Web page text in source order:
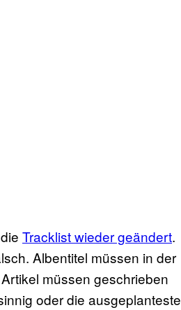
Tracklist wieder geändert.
Albentitel müssen in der
müssen geschrieben
oder die ausgeplanteste